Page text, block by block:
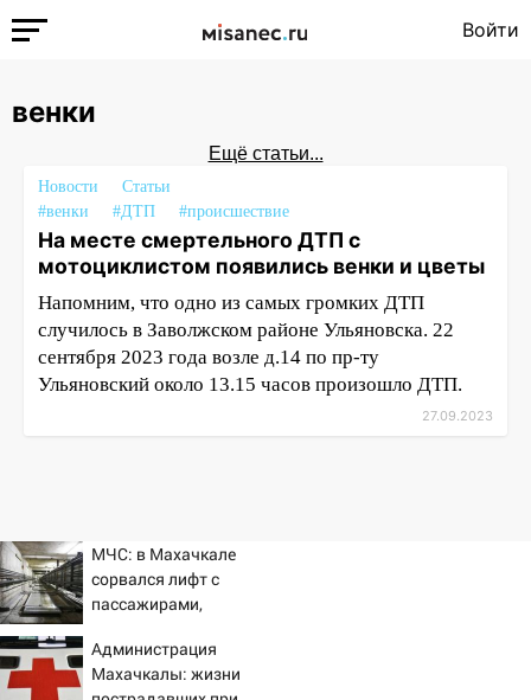
Войти
венки
Ещё статьи...
Новости
Статьи
#венки
#ДТП #происшествие
На месте смертельного ДТП с
мотоциклистом появились венки и цветы
Напомним, что одно из самых громких ДТП
случилось в Заволжском районе Ульяновска. 22
сентября 2023 года возле д.14 по пр-ту
Ульяновский около 13.15 часов произошло ДТП.
27.09.2023
МЧС: в Махачкале
сорвался лифт с
пассажирами,
человека
Администрация
Махачкалы: жизни